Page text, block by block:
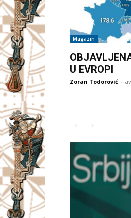
Magazin
U EVROPI
Zoran Todorović -